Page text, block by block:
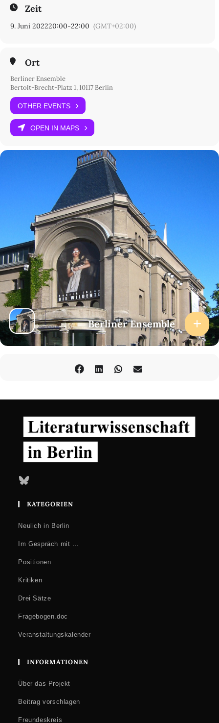
Zeit
9. Juni 202220:00-22:00 (GMT+02:00)
Ort
Berliner Ensemble
Bertolt-Brecht-Platz 1, 10117 Berlin
OTHER EVENTS
OPEN IN MAPS
Berliner Ensemble
Bluesky
KATEGORIEN
Neulich in Berlin
Im Gespräch mit …
Positionen
Kritiken
Drei Sätze
Fragebogen.doc
Veranstaltungskalender
INFORMATIONEN
Über das Projekt
Beitrag vorschlagen
Freundeskreis